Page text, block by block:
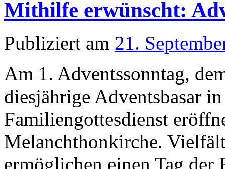
Mithilfe erwünscht:
Publiziert am 21.
Am 1. Adventssonntag,
diesjährige Adventsbasar
Familiengottesdienst
Melanchthonkirche.
ermöglichen einen Tag